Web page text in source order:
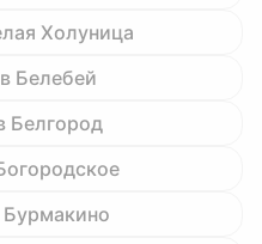
Холуница
Белебей
Белгород